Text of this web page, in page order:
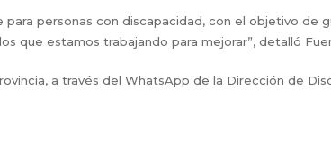
personas con discapacidad, con el objetivo de
que estamos trabajando para mejorar”, detalló
a través del WhatsApp de la Dirección de